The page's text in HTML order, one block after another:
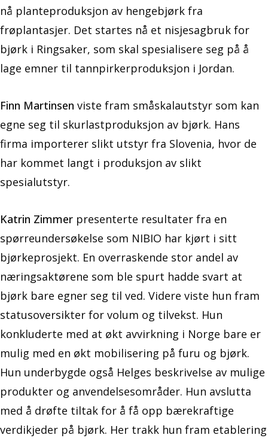
nå planteproduksjon av hengebjørk fra
frøplantasjer. Det startes nå et nisjesagbruk for
bjørk i Ringsaker, som skal spesialisere seg på å
lage emner til tannpirkerproduksjon i Jordan.
Finn Martinsen viste fram småskalautstyr som kan
egne seg til skurlastproduksjon av bjørk. Hans
firma importerer slikt utstyr fra Slovenia, hvor de
har kommet langt i produksjon av slikt
spesialutstyr.
Katrin Zimmer presenterte resultater fra en
spørreundersøkelse som NIBIO har kjørt i sitt
bjørkeprosjekt. En overraskende stor andel av
næringsaktørene som ble spurt hadde svart at
bjørk bare egner seg til ved. Videre viste hun fram
statusoversikter for volum og tilvekst. Hun
konkluderte med at økt avvirkning i Norge bare er
mulig med en økt mobilisering på furu og bjørk.
Hun underbygde også Helges beskrivelse av mulige
produkter og anvendelsesområder. Hun avslutta
med å drøfte tiltak for å få opp bærekraftige
verdikjeder på bjørk. Her trakk hun fram etablering